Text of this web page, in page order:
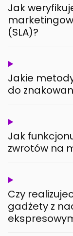
Jak
(SLA)?
Jakie
do
Jak
zwrotów na
Czy
gadżety z